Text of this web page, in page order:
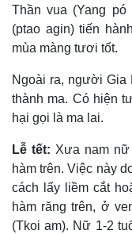
Thần vua (Yang
(ptao agin) tiến
mùa màng tươi tốt.
Ngoài ra, người Gia
thành ma. Có hiện
hại gọi là ma lai.
Lễ tết: Xưa nam
hàm trên. Việc này
cách lấy liềm cắt
hàm răng trên, ở
(Tkoi am). Nữ 1-2